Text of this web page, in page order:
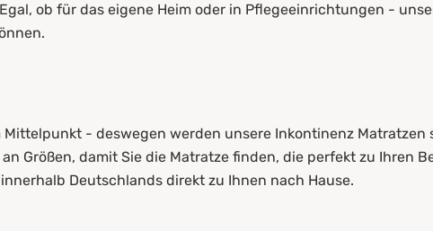
ob für das eigene Heim oder in Pflegeeinrichtungen -
- deswegen werden unsere Inkontinenz
Größen, damit Sie die Matratze finden, die perfekt zu Ihren
Deutschlands direkt zu Ihnen nach Hause.